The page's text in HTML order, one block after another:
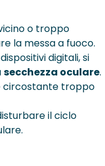
o troppo
la messa a fuoco.
digitali, si
secchezza oculare.
circostante troppo
il ciclo